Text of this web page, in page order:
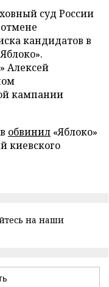
суд России
кандидатов в
Алексей
кампании
обвинил «Яблоко»
киевского
на наши